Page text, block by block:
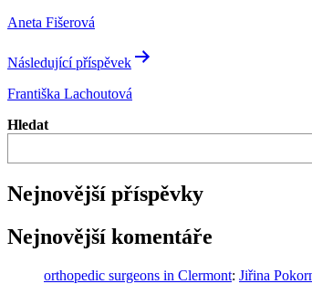
příspěvek
Aneta Fišerová
Následující příspěvek
Františka Lachoutová
Hledat
Nejnovější příspěvky
Nejnovější komentáře
orthopedic surgeons in Clermont: Jiřina